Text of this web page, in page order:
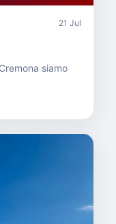
21 Jul
siamo